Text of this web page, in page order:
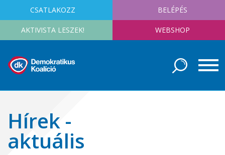
CSATLAKOZZ BELÉPÉS
AKTIVISTA LESZEK! WEBSHOP
Hírek -
aktuális